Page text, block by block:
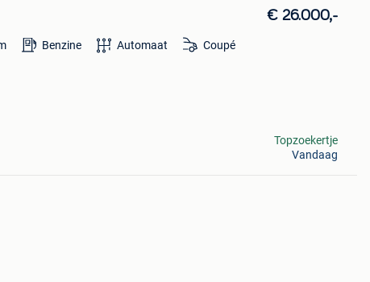
€ 26.000,-
Benzine Automaat Coupé
Topzoekertje
Vandaag